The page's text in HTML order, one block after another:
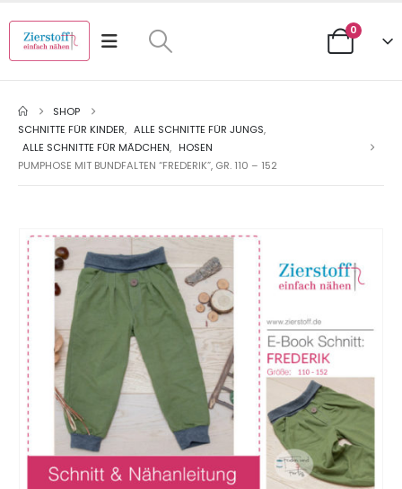
0
SHOP
SCHNITTE FÜR KINDER, ALLE SCHNITTE FÜR JUNGS,
ALLE SCHNITTE FÜR MÄDCHEN, HOSEN
PUMPHOSE MIT BUNDFALTEN “FREDERIK”, GR. 110 – 152